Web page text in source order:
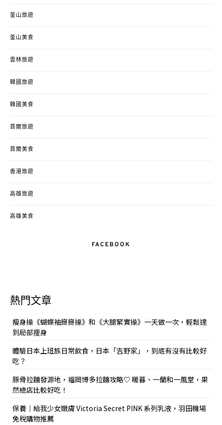
釜山旅遊
釜山美食
雲林旅遊
韓國旅遊
韓國美食
首爾旅遊
首爾美食
香港旅遊
高雄旅遊
高雄美食
FACEBOOK
熱門文章
瘦身操《蝴蝶袖掰掰操》和《大腿緊實操》一天做一次，輕鬆達
到局部痩身
體驗日本上班族日常飲食，日本「吉野家」，到底有沒有比較好
吃？
豚骨拉麵發源地，福岡博多拉麵攻略♡ 暖暮、一蘭和一風堂，果
然總店比較好吃！
保養｜給我少女嫩膚 Victoria Secret PINK 系列乳液，羽田機場
免稅購物推薦